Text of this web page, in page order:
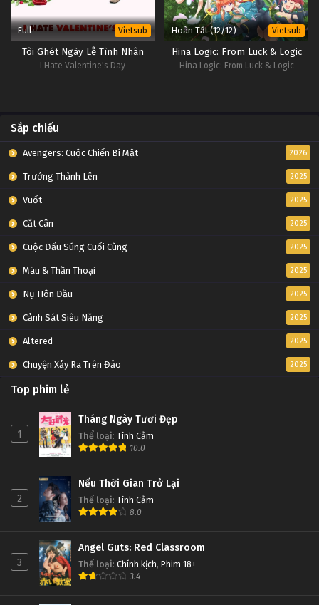
Full Vietsub
Tôi Ghét Ngày Lễ Tình Nhân
I Hate Valentine's Day
Hoàn Tất (12/12) Vietsub
Hina Logic: From Luck & Logic
Hina Logic: From Luck & Logic
Sắp chiếu
Avengers: Cuộc Chiến Bí Mật 2026
Trưởng Thành Lên 2025
Vuốt 2025
Cắt Cân 2025
Cuộc Đấu Súng Cuối Cùng 2025
Máu & Thần Thoại 2025
Nụ Hôn Đầu 2025
Cảnh Sát Siêu Năng 2025
Altered 2025
Chuyện Xảy Ra Trên Đảo 2025
Top phim lẻ
1
Tháng Ngày Tươi Đẹp
Thể loại: Tình Cảm
10.0
2
Nếu Thời Gian Trở Lại
Thể loại: Tình Cảm
8.0
3
Angel Guts: Red Classroom
Thể loại: Chính kịch, Phim 18+
3.4